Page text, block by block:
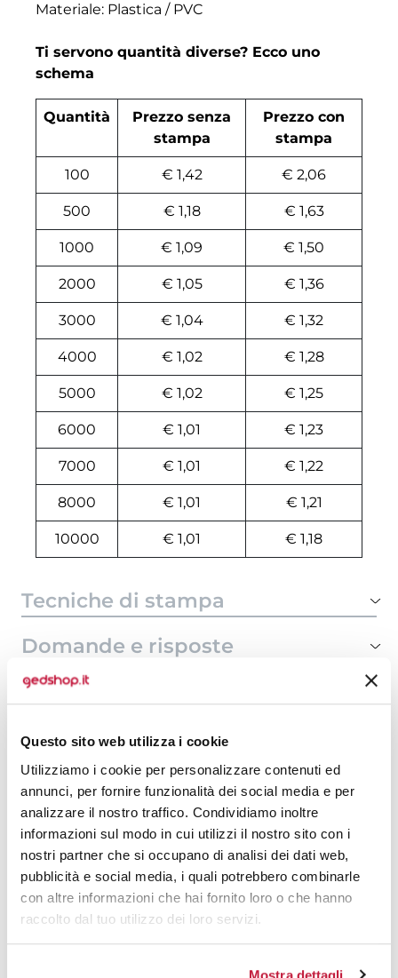
Questo sito web utilizza i cookie
Utilizziamo i cookie per personalizzare contenuti ed
annunci, per fornire funzionalità dei social media e per
analizzare il nostro traffico. Condividiamo inoltre
informazioni sul modo in cui utilizzi il nostro sito con i
nostri partner che si occupano di analisi dei dati web,
pubblicità e social media, i quali potrebbero combinarle
con altre informazioni che hai fornito loro o che hanno
raccolto dal tuo utilizzo dei loro servizi.
Mostra dettagli
Materiale: Plastica / PVC
Ti servono quantità diverse? Ecco uno
schema
Quantità
Prezzo senza
stampa
Prezzo con
stampa
100 € 1,42 € 2,06
500 € 1,18 € 1,63
1000 € 1,09 € 1,50
2000 € 1,05 € 1,36
3000 € 1,04 € 1,32
4000 € 1,02 € 1,28
5000 € 1,02 € 1,25
6000 € 1,01 € 1,23
7000 € 1,01 € 1,22
8000 € 1,01 € 1,21
10000 € 1,01 € 1,18
Tecniche di stampa
Domande e risposte
Prodotti alternativi